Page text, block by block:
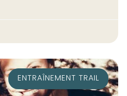
ENTRAÎNEMENT TRAIL